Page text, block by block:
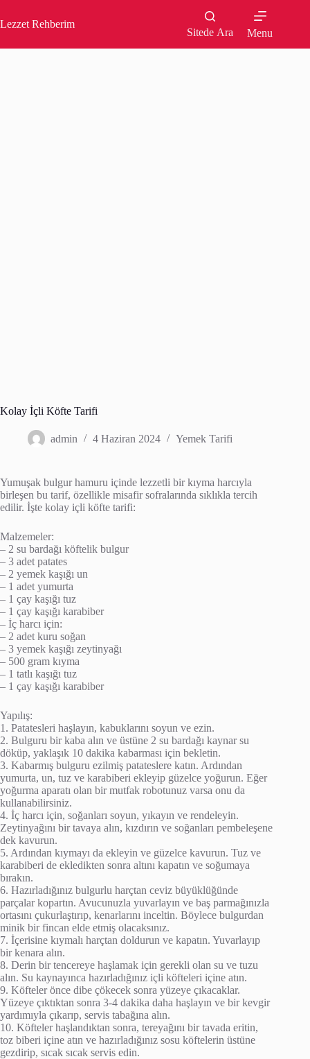
to
content
Lezzet Rehberim
Sitede Ara Menu
Kolay İçli Köfte Tarifi
admin 4 Haziran 2024 Yemek Tarifi
Yumuşak bulgur hamuru içinde lezzetli bir kıyma harcıyla
birleşen bu tarif, özellikle misafir sofralarında sıklıkla tercih
edilir. İşte kolay içli köfte tarifi:
Malzemeler:
– 2 su bardağı köftelik bulgur
– 3 adet patates
– 2 yemek kaşığı un
– 1 adet yumurta
– 1 çay kaşığı tuz
– 1 çay kaşığı karabiber
– İç harcı için:
– 2 adet kuru soğan
– 3 yemek kaşığı zeytinyağı
– 500 gram kıyma
– 1 tatlı kaşığı tuz
– 1 çay kaşığı karabiber
Yapılış:
1. Patatesleri haşlayın, kabuklarını soyun ve ezin.
2. Bulguru bir kaba alın ve üstüne 2 su bardağı kaynar su
döküp, yaklaşık 10 dakika kabarması için bekletin.
3. Kabarmış bulguru ezilmiş patateslere katın. Ardından
yumurta, un, tuz ve karabiberi ekleyip güzelce yoğurun. Eğer
yoğurma aparatı olan bir mutfak robotunuz varsa onu da
kullanabilirsiniz.
4. İç harcı için, soğanları soyun, yıkayın ve rendeleyin.
Zeytinyağını bir tavaya alın, kızdırın ve soğanları pembeleşene
dek kavurun.
5. Ardından kıymayı da ekleyin ve güzelce kavurun. Tuz ve
karabiberi de ekledikten sonra altını kapatın ve soğumaya
bırakın.
6. Hazırladığınız bulgurlu harçtan ceviz büyüklüğünde
parçalar kopartın. Avucunuzla yuvarlayın ve baş parmağınızla
ortasını çukurlaştırıp, kenarlarını inceltin. Böylece bulgurdan
minik bir fincan elde etmiş olacaksınız.
7. İçerisine kıymalı harçtan doldurun ve kapatın. Yuvarlayıp
bir kenara alın.
8. Derin bir tencereye haşlamak için gerekli olan su ve tuzu
alın. Su kaynayınca hazırladığınız içli köfteleri içine atın.
9. Köfteler önce dibe çökecek sonra yüzeye çıkacaklar.
Yüzeye çıktıktan sonra 3-4 dakika daha haşlayın ve bir kevgir
yardımıyla çıkarıp, servis tabağına alın.
10. Köfteler haşlandıktan sonra, tereyağını bir tavada eritin,
toz biberi içine atın ve hazırladığınız sosu köftelerin üstüne
gezdirip, sıcak sıcak servis edin.